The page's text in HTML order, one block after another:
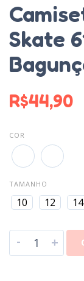
Skate
R$44,90
COR
TAMANHO
10 12 14
- +